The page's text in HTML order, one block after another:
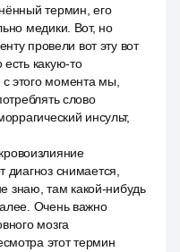
термин, его
медики. Вот, но
провели вот эту вот
какую-то
этого момента мы,
слово
инсульт,
диагноз снимается,
знаю, там какой-нибудь
Очень важно
мозга
этот термин